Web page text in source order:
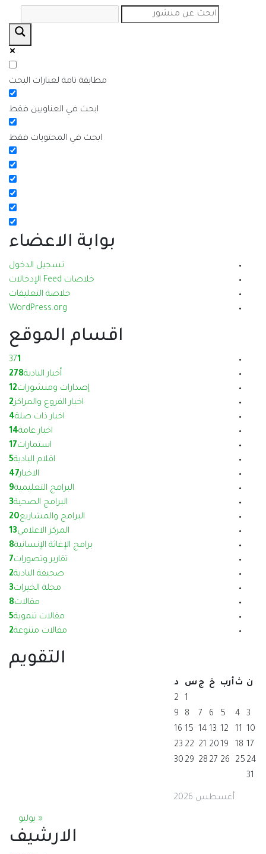
مطابقة تامة لعبارات البحث
ابحث في العناويين فقط
ابحث في المحتويات فقط
بوابة الاعضاء
تسجيل الدخول
خلاصات Feed الإدخالات
خلاصة التعليقات
WordPress.org
اقسام الموقع
371
أخبار البادية278
إصدارات ومنشورات12
اخبار الفروع والمراكز2
اخبار ذات صلة4
اخبار عامة14
استمارات17
اقلام البادية5
الاخبار47
البرامج التعليمية9
البرامج الصحية3
البرامج والمشاريع20
المركز الاعلامي13
برامج الإغاثة الإنسانية8
تقارير وتصورات7
صحيفة البادية2
مجلة الخيرات3
مقالات8
مقالات تنموية5
مقالات متنوعة2
التقويم
أغسطس 2026
ن ث أرب خ ج س
د
1
2
3
4
5
6
7
8
9
10
11
12
13
14
15
16
17
18
19
20
21
22
23
24
25
26
27
28
29
30
31
« يوليو
الارشيف